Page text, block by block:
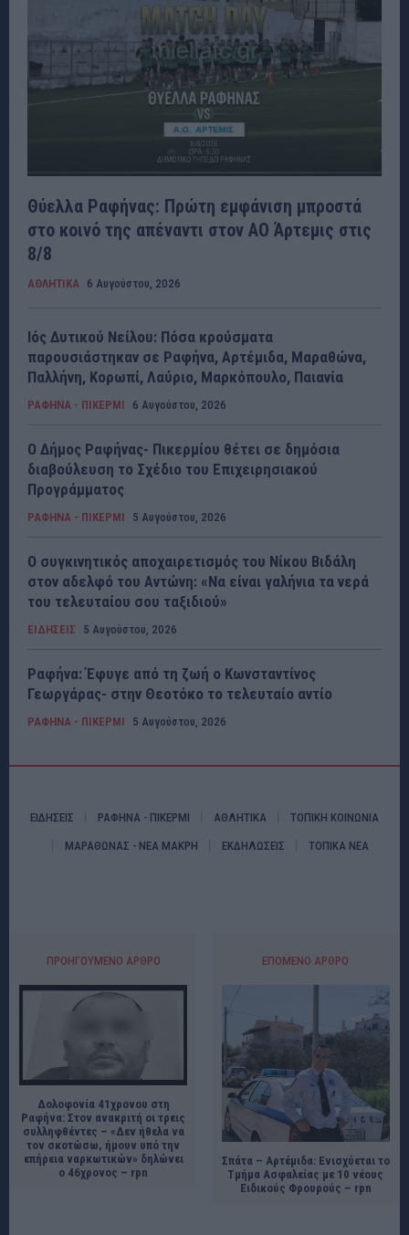
Θύελλα Ραφήνας: Πρώτη εμφάνιση μπροστά
στο κοινό της απέναντι στον ΑΟ Άρτεμις στις
8/8
ΑΘΛΗΤΙΚΑ 6 Αυγούστου, 2026
Ιός Δυτικού Νείλου: Πόσα κρούσματα
παρουσιάστηκαν σε Ραφήνα, Αρτέμιδα, Μαραθώνα,
Παλλήνη, Κορωπί, Λαύριο, Μαρκόπουλο, Παιανία
ΡΑΦΗΝΑ - ΠΙΚΕΡΜΙ 6 Αυγούστου, 2026
Ο Δήμος Ραφήνας- Πικερμίου θέτει σε δημόσια
διαβούλευση το Σχέδιο του Επιχειρησιακού
Προγράμματος
ΡΑΦΗΝΑ - ΠΙΚΕΡΜΙ 5 Αυγούστου, 2026
Ο συγκινητικός αποχαιρετισμός του Νίκου Βιδάλη
στον αδελφό του Αντώνη: «Να είναι γαλήνια τα νερά
του τελευταίου σου ταξιδιού»
ΕΙΔΗΣΕΙΣ 5 Αυγούστου, 2026
Ραφήνα: Έφυγε από τη ζωή ο Κωνσταντίνος
Γεωργάρας- στην Θεοτόκο το τελευταίο αντίο
ΡΑΦΗΝΑ - ΠΙΚΕΡΜΙ 5 Αυγούστου, 2026
ΕΙΔΗΣΕΙΣ ΡΑΦΗΝΑ - ΠΙΚΕΡΜΙ ΑΘΛΗΤΙΚΑ ΤΟΠΙΚΗ ΚΟΙΝΩΝΙΑ
ΜΑΡΑΘΩΝΑΣ - ΝΕΑ ΜΑΚΡΗ ΕΚΔΗΛΩΣΕΙΣ ΤΟΠΙΚΑ ΝΕΑ
ΠΡΟΗΓΟΎΜΕΝΟ ΆΡΘΡΟ
Δολοφονία 41χρονου στη
Ραφήνα: Στον ανακριτή οι τρεις
συλληφθέντες – «Δεν ήθελα να
τον σκοτώσω, ήμουν υπό την
επήρεια ναρκωτικών» δηλώνει
ο 46χρονος – rpn
ΕΠΌΜΕΝΟ ΆΡΘΡΟ
Σπάτα – Αρτέμιδα: Ενισχύεται το
Τμήμα Ασφαλείας με 10 νέους
Ειδικούς Φρουρούς – rpn